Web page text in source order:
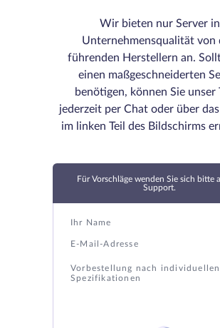
Wir bieten nur Server in
Unternehmensqualität von
führenden Herstellern an.
einen maßgeschneiderten
benötigen, können Sie unser
jederzeit per Chat oder über
im linken Teil des Bildschirms
Für Vorschläge wenden Sie sich bitte
Support.